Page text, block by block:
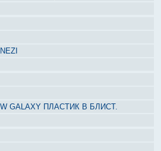
GALAXY ПЛАСТИК В БЛИСТ.